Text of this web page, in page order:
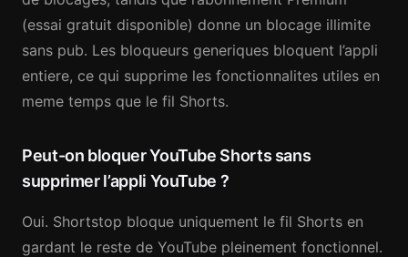
(essai gratuit disponible) donne un blocage illimite
sans pub. Les bloqueurs generiques bloquent l’appli
entiere, ce qui supprime les fonctionnalites utiles en
meme temps que le fil Shorts.
Peut-on bloquer YouTube Shorts sans
supprimer l’appli YouTube ?
Oui. Shortstop bloque uniquement le fil Shorts en
gardant le reste de YouTube pleinement fonctionnel.